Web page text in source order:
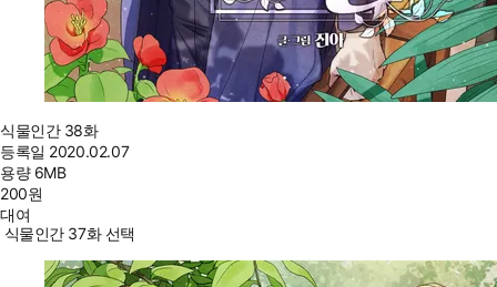
식물인간 38화
등록일 2020.02.07
용량 6MB
200원
대여
식물인간 37화 선택